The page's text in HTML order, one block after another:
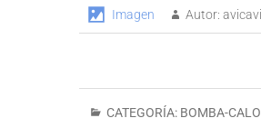
Imagen Autor:
CATEGORÍA: BOMBA-